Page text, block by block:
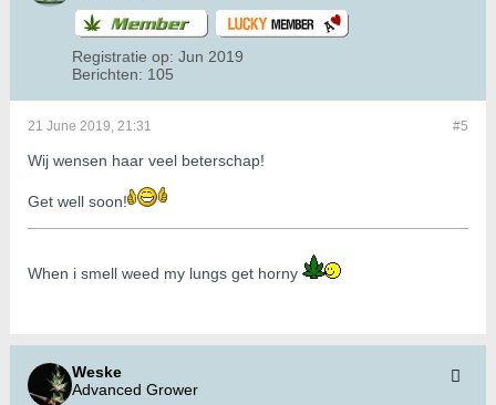
Registratie op: Jun 2019
Berichten: 105
#5
21 June 2019, 21:31
Wij wensen haar veel beterschap!
Get well soon!
When i smell weed my lungs get horny
Weske
Advanced Grower